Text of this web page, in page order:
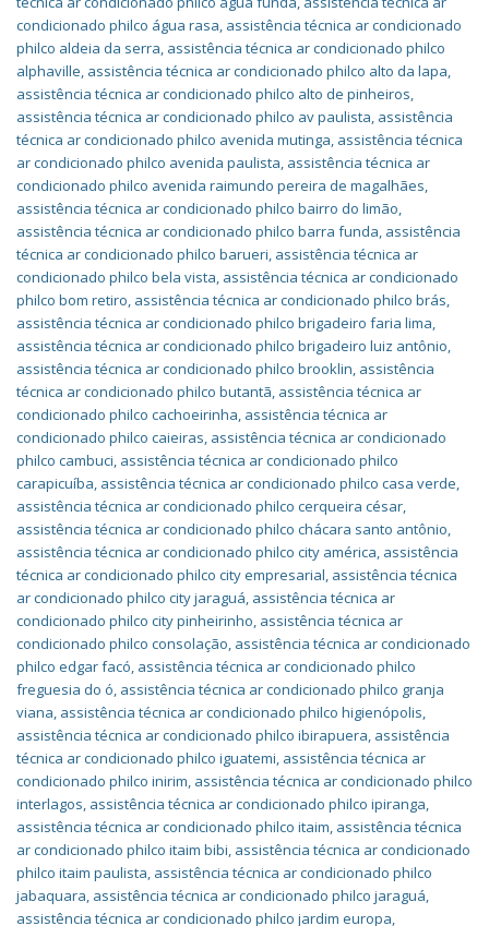
condicionado philco água rasa, assistência técnica ar condicionado
philco aldeia da serra, assistência técnica ar condicionado philco
alphaville, assistência técnica ar condicionado philco alto da lapa,
assistência técnica ar condicionado philco alto de pinheiros,
assistência técnica ar condicionado philco av paulista, assistência
técnica ar condicionado philco avenida mutinga, assistência técnica
ar condicionado philco avenida paulista, assistência técnica ar
condicionado philco avenida raimundo pereira de magalhães,
assistência técnica ar condicionado philco bairro do limão,
assistência técnica ar condicionado philco barra funda, assistência
técnica ar condicionado philco barueri, assistência técnica ar
condicionado philco bela vista, assistência técnica ar condicionado
philco bom retiro, assistência técnica ar condicionado philco brás,
assistência técnica ar condicionado philco brigadeiro faria lima,
assistência técnica ar condicionado philco brigadeiro luiz antônio,
assistência técnica ar condicionado philco brooklin, assistência
técnica ar condicionado philco butantã, assistência técnica ar
condicionado philco cachoeirinha, assistência técnica ar
condicionado philco caieiras, assistência técnica ar condicionado
philco cambuci, assistência técnica ar condicionado philco
carapicuíba, assistência técnica ar condicionado philco casa verde,
assistência técnica ar condicionado philco cerqueira césar,
assistência técnica ar condicionado philco chácara santo antônio,
assistência técnica ar condicionado philco city américa, assistência
técnica ar condicionado philco city empresarial, assistência técnica
ar condicionado philco city jaraguá, assistência técnica ar
condicionado philco city pinheirinho, assistência técnica ar
condicionado philco consolação, assistência técnica ar condicionado
philco edgar facó, assistência técnica ar condicionado philco
freguesia do ó, assistência técnica ar condicionado philco granja
viana, assistência técnica ar condicionado philco higienópolis,
assistência técnica ar condicionado philco ibirapuera, assistência
técnica ar condicionado philco iguatemi, assistência técnica ar
condicionado philco inirim, assistência técnica ar condicionado philco
interlagos, assistência técnica ar condicionado philco ipiranga,
assistência técnica ar condicionado philco itaim, assistência técnica
ar condicionado philco itaim bibi, assistência técnica ar condicionado
philco itaim paulista, assistência técnica ar condicionado philco
jabaquara, assistência técnica ar condicionado philco jaraguá,
assistência técnica ar condicionado philco jardim europa,